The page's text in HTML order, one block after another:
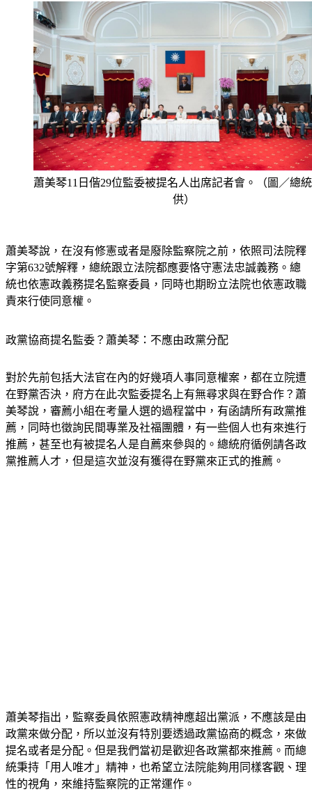
蕭美琴11日偕29位監委被提名人出席記者會。（圖／總
供）
蕭美琴說，在沒有修憲或者是廢除監察院之前，依照司法院釋
字第632號解釋，總統跟立法院都應要恪守憲法忠誠義務。總
統也依憲政義務提名監察委員，同時也期盼立法院也依憲政職
責來行使同意權。
政黨協商提名監委？蕭美琴：不應由政黨分配
對於先前包括大法官在內的好幾項人事同意權案，都在立院遭
在野黨否決，府方在此次監委提名上有無尋求與在野合作？蕭
美琴說，審薦小組在考量人選的過程當中，有函請所有政黨推
薦，同時也徵詢民間專業及社福團體，有一些個人也有來進行
推薦，甚至也有被提名人是自薦來參與的。總統府循例請各政
黨推薦人才，但是這次並沒有獲得在野黨來正式的推薦。
蕭美琴指出，監察委員依照憲政精神應超出黨派，不應該是由
政黨來做分配，所以並沒有特別要透過政黨協商的概念，來做
提名或者是分配。但是我們當初是歡迎各政黨都來推薦。而總
統秉持「用人唯才」精神，也希望立法院能夠用同樣客觀、理
性的視角，來維持監察院的正常運作。